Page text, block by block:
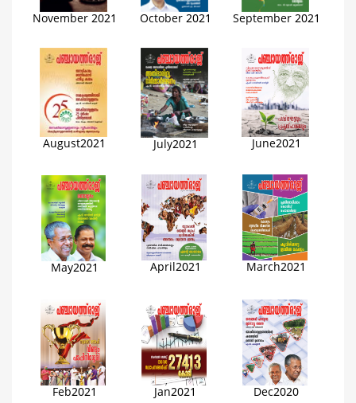
November 2021 October 2021 September 2021
August2021 July2021 June2021
May2021 April2021 March2021
Feb2021 Jan2021 Dec2020